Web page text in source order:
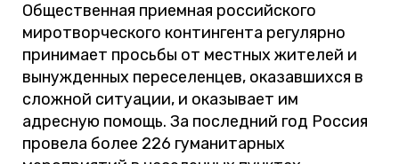
Общественная приемная российского
миротворческого контингента регулярно
принимает просьбы от местных жителей и
вынужденных переселенцев, оказавшихся в
сложной ситуации, и оказывает им
адресную помощь. За последний год Россия
провела более 226 гуманитарных